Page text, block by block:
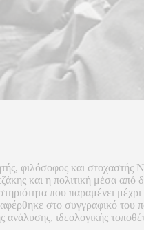
φιλόσοφος και
και η πολιτική μέσα από
που παραμένει
στο συγγραφικό του
ιδεολογικής